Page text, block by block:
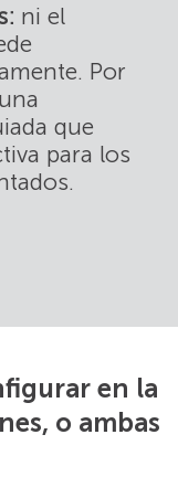
ni el
Por
que
para los
en la
o ambas